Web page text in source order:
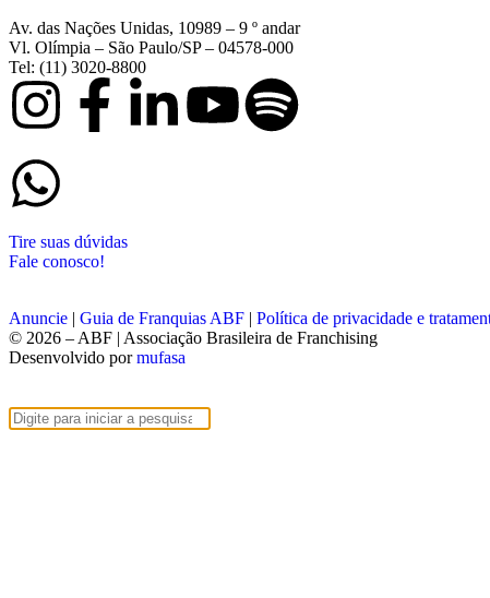
Av. das Nações Unidas, 10989 – 9 º andar
Vl. Olímpia – São Paulo/SP – 04578-000
Tel: (11) 3020-8800
Tire suas dúvidas
Fale conosco!
Anuncie | Guia de Franquias ABF | Política de privacidade e
© 2026 – ABF | Associação Brasileira de Franchising
Desenvolvido pormufasa